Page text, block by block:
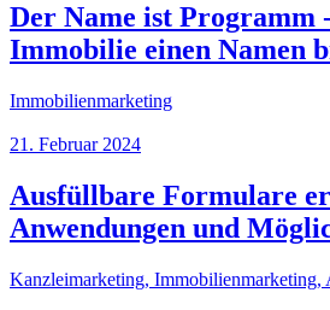
Der Name ist Programm
Immobilie einen Namen
Immobilienmarketing
21. Februar 2024
Ausfüllbare Formulare
Anwendungen und
Kanzleimarketing, Immobilienmarketing,